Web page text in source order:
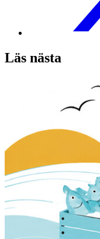
Läs nästa